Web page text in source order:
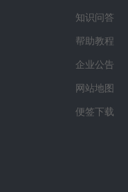
知识问答
帮助教程
企业公告
网站地图
便签下载